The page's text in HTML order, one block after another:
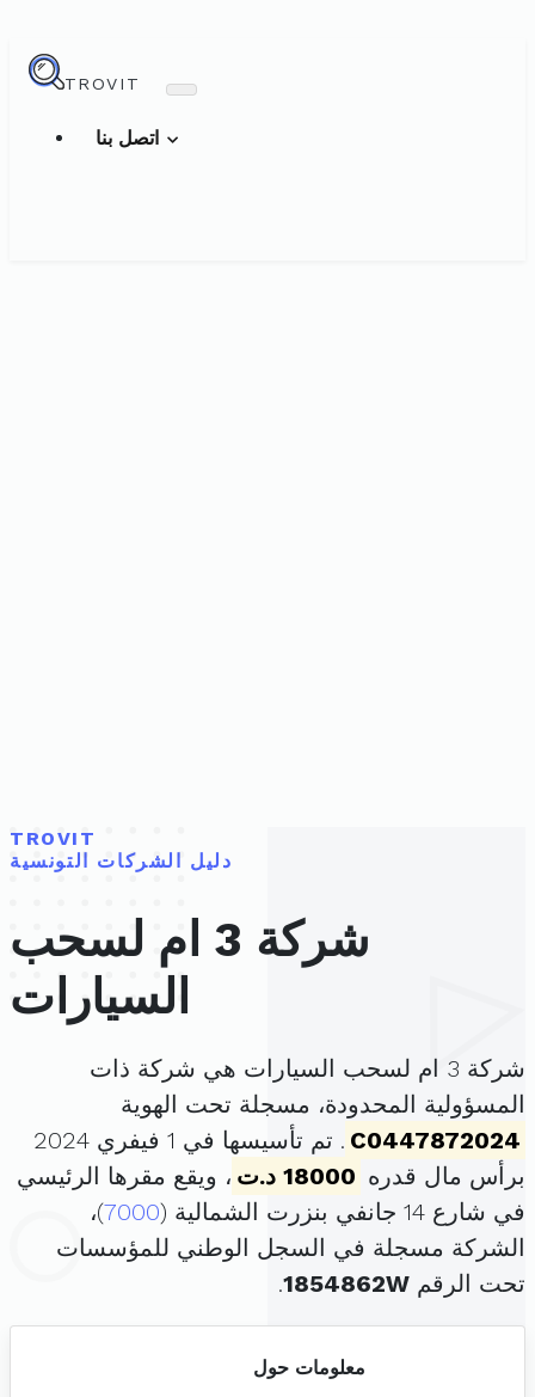
TROVIT
TROVIT
دليل الشركات التونسية
شركة 3 ام لسحب
السيارات
شركة 3 ام لسحب السيارات هي شركة ذات
المسؤولية المحدودة، مسجلة تحت الهوية
C0447872024
. تم تأسيسها في 1 فيفري 2024
برأس مال قدره 18000 د.ت
، ويقع مقرها الرئيسي
في شارع 14 جانفي بنزرت الشمالية (
7000)،
الشركة مسجلة في السجل الوطني للمؤسسات
تحت الرقم 1854862W
.
معلومات حول